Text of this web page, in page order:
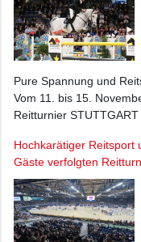
Pure Spannung und
Vom 11. bis 15.
Reitturnier STUTTGART
Hochkarätiger Reitsport
Gäste verfolgten